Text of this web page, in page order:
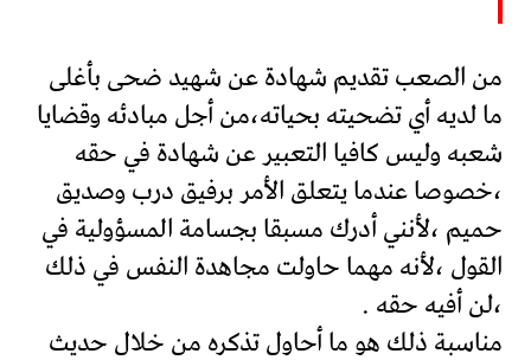
من الصعب تقديم شهادة عن شهيد ضحى بأغلى
ما لديه أي تضحيته بحياته،من أجل مبادئه وقضايا
شعبه وليس كافيا التعبير عن شهادة في حقه
،خصوصا عندما يتعلق الأمر برفيق درب وصديق
حميم ،لأنني أدرك مسبقا بجسامة المسؤولية في
القول ،لأنه مهما حاولت مجاهدة النفس في ذلك
،لن أفيه حقه .
مناسبة ذلك هو ما أحاول تذكره من خلال حديث